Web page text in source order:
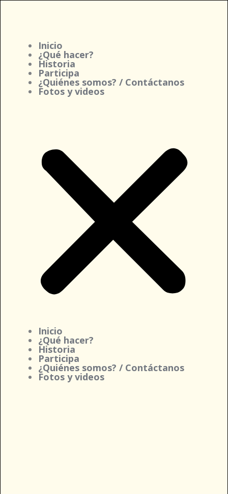
Ir
Inicio
¿Qué hacer?
Historia
Participa
¿Quiénes somos? / Contáctanos
Fotos y videos
Inicio
¿Qué hacer?
Historia
Participa
¿Quiénes somos? / Contáctanos
Fotos y videos